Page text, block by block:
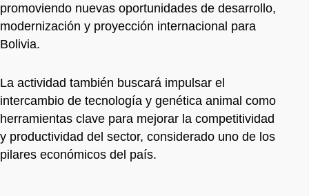
promoviendo nuevas oportunidades de desarrollo,
modernización y proyección internacional para
Bolivia.
La actividad también buscará impulsar el
intercambio de tecnología y genética animal como
herramientas clave para mejorar la competitividad
y productividad del sector, considerado uno de los
pilares económicos del país.